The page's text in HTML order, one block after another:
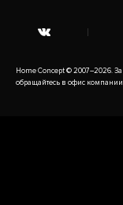
Home Concept © 2007–2026.
обращайтесь в офис